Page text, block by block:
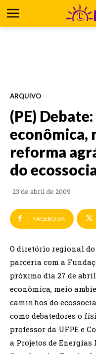
ARQUIVO
(PE)
econômica,
reforma
do
23 de abril de 2009
FACEBOOK
O diretório regional do
parceria com a
próximo dia 27 de abril
econômica, meio
caminhos do
como debatedores o
professor da UFPE e
a Projetos de Energias